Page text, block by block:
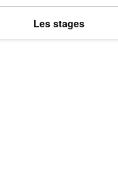
Les stages